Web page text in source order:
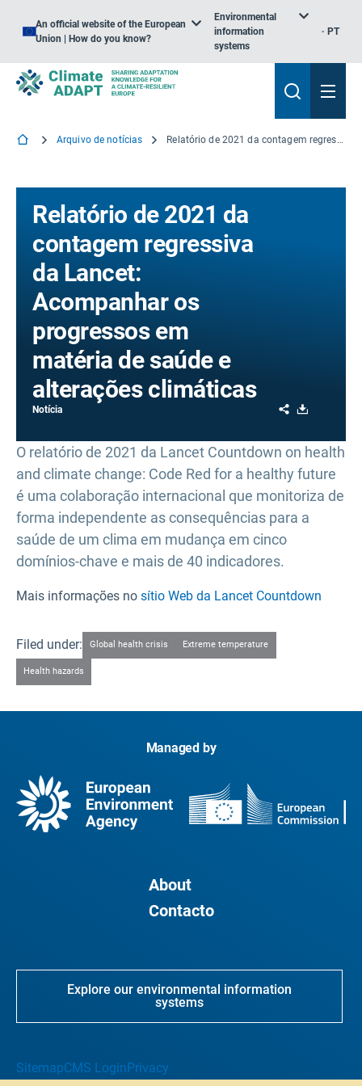
An official website of the European
Union | How do you know?
Environmental
information
systems
PT
Arquivo de notícias Relatório de 2021 da contagem regressiva da Lancet: Acompanhar os progressos em matéria de saúde e alterações climáticas
Relatório de 2021 da
contagem regressiva
da Lancet:
Acompanhar os
progressos em
matéria de saúde e
alterações climáticas
Notícia Share
O relatório de 2021 da Lancet Countdown on health
and climate change: Code Red for a healthy future
é uma colaboração internacional que monitoriza de
forma independente as consequências para a
saúde de um clima em mudança em cinco
domínios-chave e mais de 40 indicadores.
Mais informações no sítio Web da Lancet Countdown
Filed under: Global health crisis Extreme temperature
Health hazards
Managed by
About
Contacto
Explore our environmental information
systems
SitemapCMS LoginPrivacy